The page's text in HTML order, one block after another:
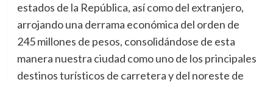
estados de la República, así como del extranjero,
arrojando una derrama económica del orden de
245 millones de pesos, consolidándose de esta
manera nuestra ciudad como uno de los principales
destinos turísticos de carretera y del noreste de